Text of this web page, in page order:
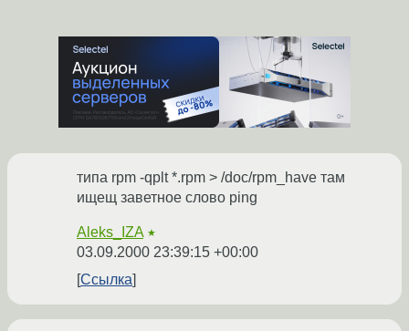
типа rpm -qplt *.rpm > /doc/rpm_have там
ищещ заветное слово ping
Aleks_IZA ★
03.09.2000 23:39:15 +00:00
Ссылка